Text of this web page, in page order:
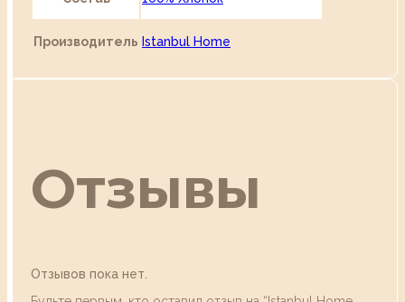
Производитель Istanbul Home
Отзывы
Отзывов пока нет.